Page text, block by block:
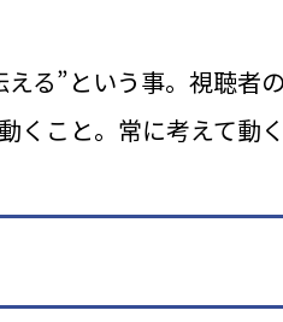
る”という事。視聴者
こと。常に考えて動く